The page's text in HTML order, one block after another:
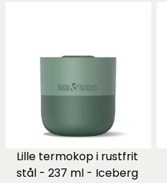
Lille termokop i rustfrit
stål - 237 ml - Iceberg